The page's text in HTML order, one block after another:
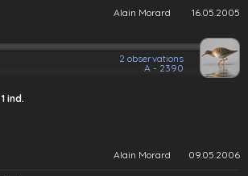
Alain Morard 16.05.2005
2 observations
A - 2390
1 ind.
Alain Morard 09.05.2006